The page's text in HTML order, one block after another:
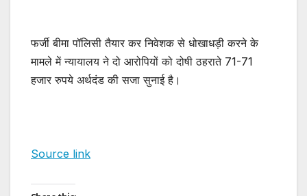
फर्जी बीमा पॉलिसी तैयार कर निवेशक से धोखाधड़ी करने के
मामले में न्यायालय ने दो आरोपियों को दोषी ठहराते 71-71
हजार रुपये अर्थदंड की सजा सुनाई है।
Source link